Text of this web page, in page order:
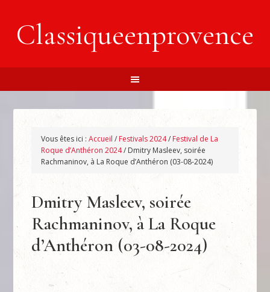
Classiqueenprovence
Vous êtes ici :Accueil / Festivals 2024/ Festival de La
Roque d’Anthéron 2024/ Dmitry Masleev, soirée
Rachmaninov, à La Roque d’Anthéron (03-08-2024)
Dmitry Masleev, soirée
Rachmaninov, à La Roque
d’Anthéron (03-08-2024)